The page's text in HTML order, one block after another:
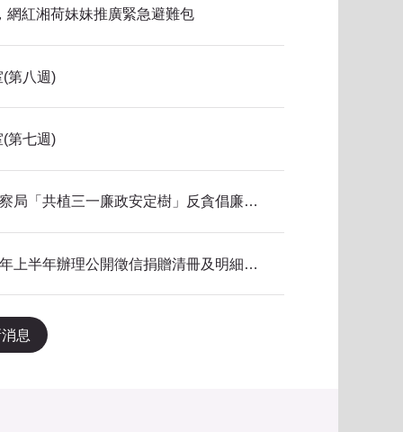
網紅湘荷妹妹推廣緊急避難包
第八週)
第七週)
115年新北市政府警察局「共植三一廉政安定樹」反貪倡廉有獎徵答得獎名單公告
本局公共關係室115年上半年辦理公開徵信捐贈清冊及明細表，依公益勸募條例公告。
息